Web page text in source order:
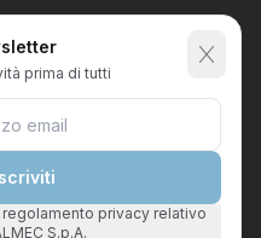
prima di tutti
privacy relativo
S.p.A.